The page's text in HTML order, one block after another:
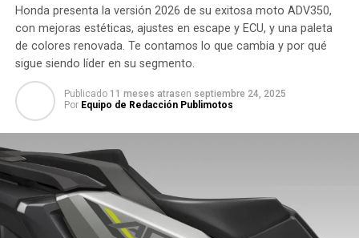
Honda presenta la versión 2026 de su exitosa moto ADV350,
con mejoras estéticas, ajustes en escape y ECU, y una paleta
de colores renovada. Te contamos lo que cambia y por qué
sigue siendo líder en su segmento.
Publicado 11 meses atrasen septiembre 24, 2025
Por Equipo de Redacción Publimotos